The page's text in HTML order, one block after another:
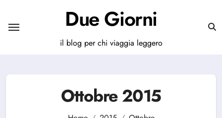
contenuto
Due Giorni
il blog per chi viaggia leggero
Ottobre 2015